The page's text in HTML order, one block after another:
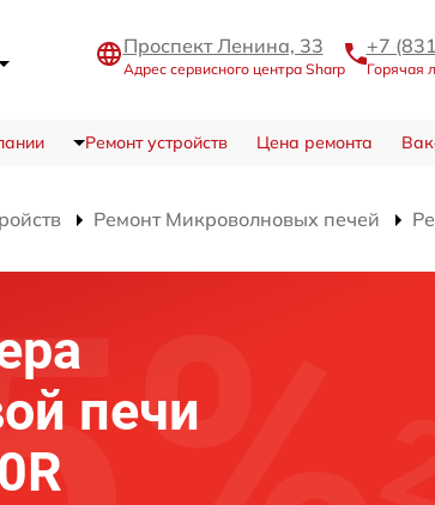
Проспект Ленина, 33
Адрес сервисного центра Sharp
+7
Горячая
Ремонт устройств Цена ремонта
Ремонт Микроволновых печей
печи